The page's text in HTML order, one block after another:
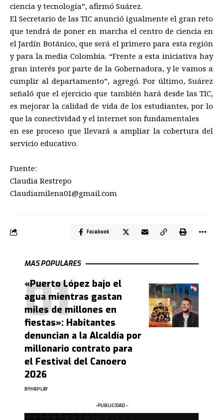
ciencia y tecnología”, afirmó Suárez.
El Secretario de las TIC anunció igualmente el gran reto
que tendrá de poner en marcha el centro de ciencia en
el Jardín Botánico, que será el primero para esta región
y para la media Colombia. “Frente a esta iniciativa hay
gran interés por parte de la Gobernadora, y le vamos a
cumplir al departamento”, agregó. Por último, Suárez
señaló que el ejercicio que también hará desde las TIC,
es mejorar la calidad de vida de los estudiantes, por lo
que la conectividad y el internet son fundamentales
en ese proceso que llevará a ampliar la cobertura del
servicio educativo.
Fuente:
Claudia Restrepo
Claudiamilena01@gmail.com
Facebook
MAS POPULARES
«Puerto López bajo el
agua mientras gastan
miles de millones en
fiestas»: Habitantes
denuncian a la Alcaldía por
millonario contrato para
el Festival del Canoero
2026
BYHBPLAY
-PUBLICIDAD -